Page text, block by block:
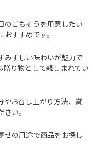
のごちそうを用意したい
すすめです。
みずしい味わいが魅力で
り物として親しまれてい
やお召し上がり方法、賞
い。
せの用途で商品をお探し